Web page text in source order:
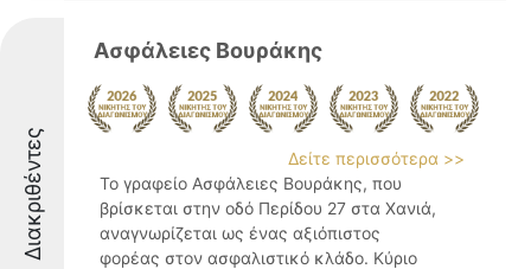
Διακριθέντες
Ασφάλειες Βουράκης
Δείτε περισσότερα >>
Το γραφείο Ασφάλειες Βουράκης, που
βρίσκεται στην οδό Περίδου 27 στα Χανιά,
αναγνωρίζεται ως ένας αξιόπιστος
φορέας στον ασφαλιστικό κλάδο. Κύριο